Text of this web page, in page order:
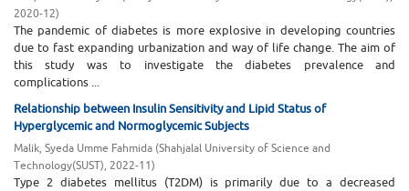
2020-12)
The pandemic of diabetes is more explosive in developing countries
due to fast expanding urbanization and way of life change. The aim of
this study was to investigate the diabetes prevalence and
complications ...
Relationship between Insulin Sensitivity and Lipid Status of
Hyperglycemic and Normoglycemic Subjects
Malik, Syeda Umme Fahmida (Shahjalal University of Science and
Technology(SUST), 2022-11)
Type 2 diabetes mellitus (T2DM) is primarily due to a decreased